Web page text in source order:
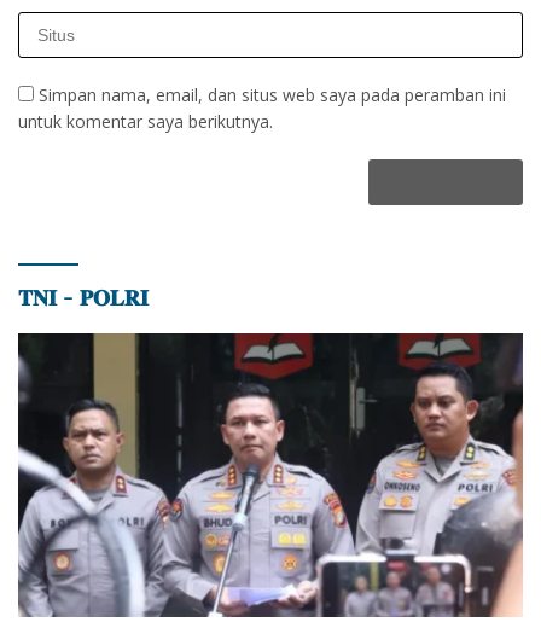
Simpan nama, email, dan situs web saya pada peramban ini
untuk komentar saya berikutnya.
𝐓𝐍𝐈 – 𝐏𝐎𝐋𝐑𝐈